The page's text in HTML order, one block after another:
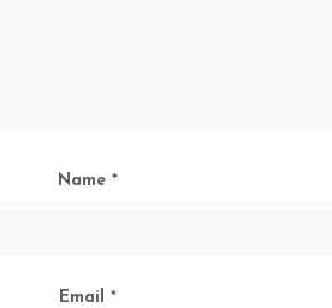
Name *
Email *